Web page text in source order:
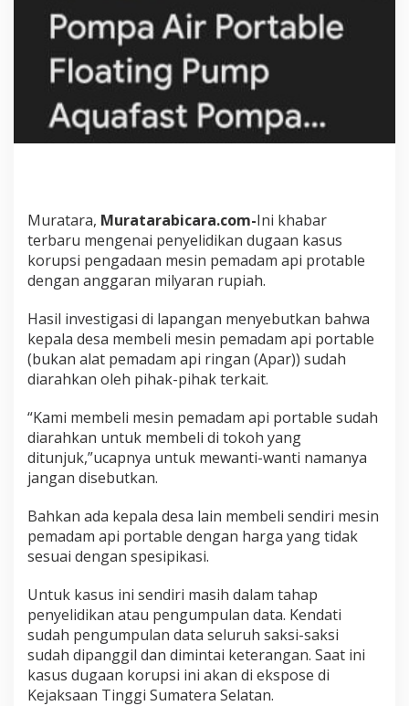
P
m
a
d
a
o
r
t
a
b
e
S
u
d
a
D
i
a
r
a
k
a
n
Muratara, Muratarabicara.com-Ini khabar
terbaru mengenai penyelidikan dugaan kasus
korupsi pengadaan mesin pemadam api protable
dengan anggaran milyaran rupiah.
Hasil investigasi di lapangan menyebutkan bahwa
kepala desa membeli mesin pemadam api portable
(bukan alat pemadam api ringan (Apar)) sudah
diarahkan oleh pihak-pihak terkait.
“Kami membeli mesin pemadam api portable sudah
diarahkan untuk membeli di tokoh yang
ditunjuk,”ucapnya untuk mewanti-wanti namanya
jangan disebutkan.
Bahkan ada kepala desa lain membeli sendiri mesin
pemadam api portable dengan harga yang tidak
sesuai dengan spesipikasi.
Untuk kasus ini sendiri masih dalam tahap
penyelidikan atau pengumpulan data. Kendati
sudah pengumpulan data seluruh saksi-saksi
sudah dipanggil dan dimintai keterangan. Saat ini
kasus dugaan korupsi ini akan di ekspose di
Kejaksaan Tinggi Sumatera Selatan.